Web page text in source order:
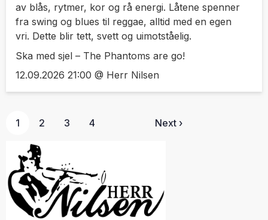
av blås, rytmer, kor og rå energi. Låtene spenner
fra swing og blues til reggae, alltid med en egen
vri. Dette blir tett, svett og uimotståelig.
Ska med sjel – The Phantoms are go!
12.09.2026 21:00 @ Herr Nilsen
1 2 3 4 Next ›